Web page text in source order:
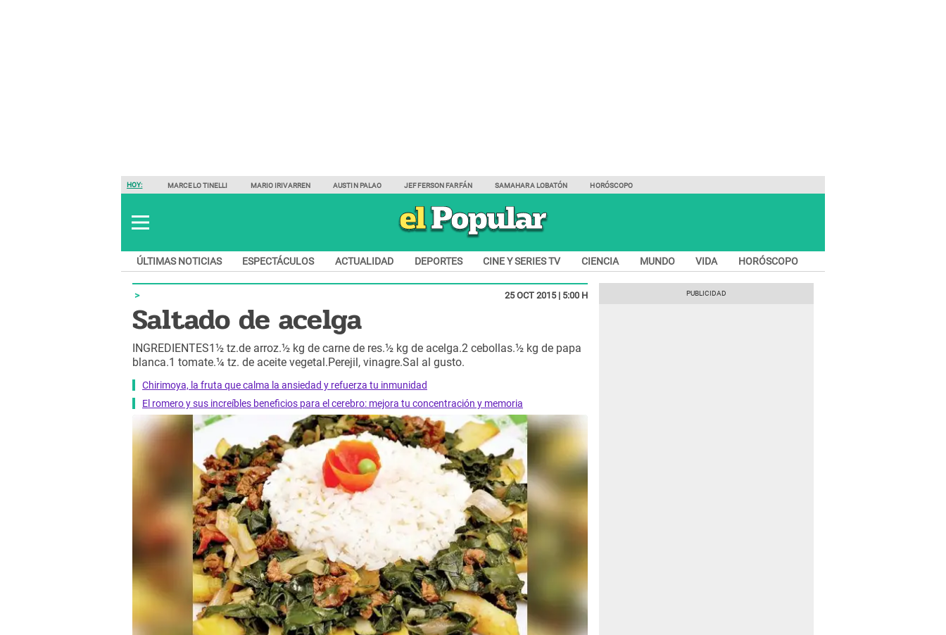
HOY: MARCELO TINELLI MARIO IRIVARREN AUSTIN PALAO JEFFERSON FARFÁN SAMAHARA LOBATÓN HORÓSCOPO
ÚLTIMAS NOTICIAS ESPECTÁCULOS ACTUALIDAD DEPORTES CINE Y SERIES TV CIENCIA MUNDO VIDA HORÓSCOPO
25 OCT 2015 | 5:00 H
Saltado de acelga
INGREDIENTES1½ tz.de arroz.½ kg de carne de res.½ kg de acelga.2 cebollas.½ kg de papa
blanca.1 tomate.¼ tz. de aceite vegetal.Perejil, vinagre.Sal al gusto.
Chirimoya, la fruta que calma la ansiedad y refuerza tu inmunidad
El romero y sus increíbles beneficios para el cerebro: mejora tu concentración y memoria